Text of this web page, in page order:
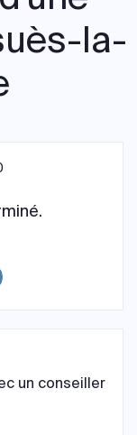
la-
un conseiller